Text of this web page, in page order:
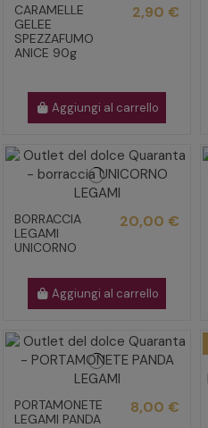
CARAMELLE
GELEE
SPEZZAFUMO
ANICE 90g
2,90 €
Aggiungi al carrello
BORRACCIA
LEGAMI
UNICORNO
20,00 €
Aggiungi al carrello
PORTAMONETE
LEGAMI PANDA
8,00 €